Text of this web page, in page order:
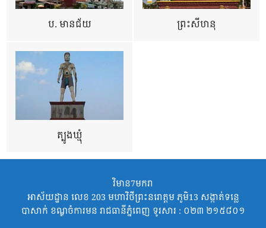
ប. មានជ័យ ព្រះសីហនុ
ត្បូងឃ្មុំ
វិមាន7មករា
អាស័យដ្ឋាន លេខ 203 មហាវិថីព្រះនរោត្តម ភូមិ13 សង្កាត់ទន្លេ
បាសាក់ ខណ្ឌចំការមន រាជធានីភ្នំពេញ ទូរសារ : ០២៣ ២១៥៨០១